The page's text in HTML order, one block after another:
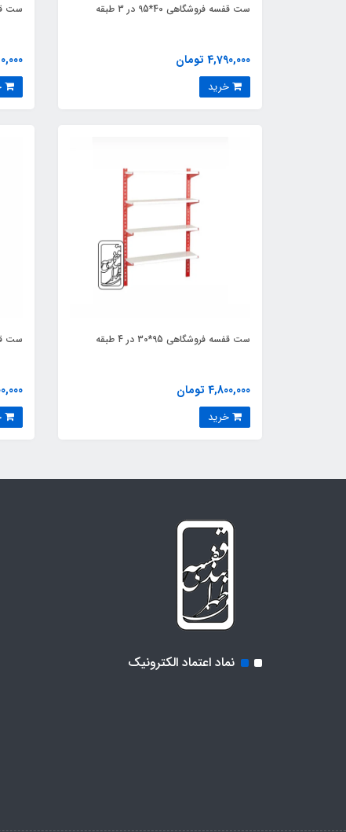
ست قفسه فروشگاهی 40*95 در 3 طبقه
4,790,000 تومان
ست قفسه
ست قفسه فروشگاهی 95*30 در 4 طبقه
4,800,000 تومان
ست قفسه
نماد اعتماد الکترونیک